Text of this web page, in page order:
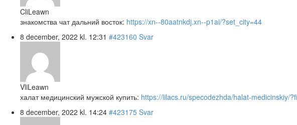
CliLeawn
знакомства чат дальний восток: https://xn--80aatnkdj.xn--p1ai/?set_city=44
8 december, 2022 kl. 12:31 #423160 Svar
VliLeawn
халат медицинский мужской купить: https://lilacs.ru/specodezhda/halat-medicinskiy/
8 december, 2022 kl. 14:24 #423175 Svar